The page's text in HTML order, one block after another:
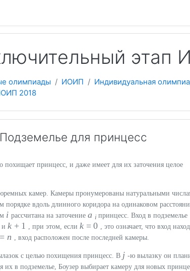
этап
олимпиады ИОИП
Индивидуальная
2018
для принцесс
похищает принцесс, и даже имеет для их заточения целое
камер. Камеры пронумерованы натуральными
порядке вдоль длинного коридора на одинаковом
i рассчитана на заточение a i принцесс. Вход в подземелье
и k + 1 , при этом, если k = 0 , это означает, что вход
= n , вход расположен после последней камеры.
с целью похищения принцесс. В j -ю вылазку он
их в подземелье, Боузер выбирает камеру для новых